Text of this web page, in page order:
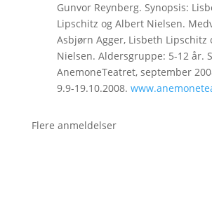
Gunvor Reynberg. Synopsis:
Lipschitz og Albert Nielsen.
Asbjørn Agger, Lisbeth Lipschitz
Nielsen. Aldersgruppe: 5-12 år.
AnemoneTeatret, september
9.9-19.10.2008.
Flere anmeldelser